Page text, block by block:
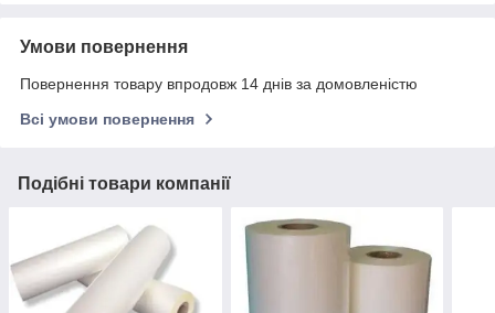
Умови повернення
Повернення товару впродовж 14 днів за домовленістю
Всі умови повернення
Подібні товари компанії